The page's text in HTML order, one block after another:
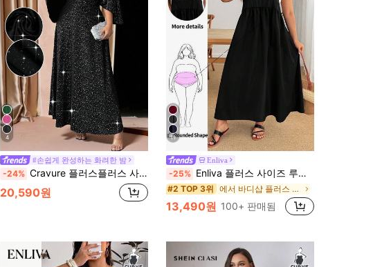
4
#손쉽게 완성하는 화려한 밤
-24% Cravure 플러스플러스 사이즈 여성 우아한 러플 슬리브 V넥 신치 허리 스팽글 드레스
20,590원
11
Enliva
-25% Enliva 플러스 사이즈 루즈핏 블랙 스트랩 드레스, 사과형 및 둥근 체형용
#2 TOP 3위 에서 바디샵 플러스 사이즈 드레스
13,490원 100+ 판매됨